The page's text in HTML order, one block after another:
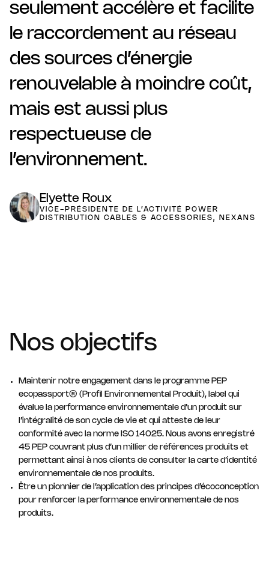
seulement accélère et facilite
le raccordement au réseau
des sources d’énergie
renouvelable à moindre coût,
mais est aussi plus
respectueuse de
l’environnement.
Elyette Roux
VICE-PRÉSIDENTE DE L’ACTIVITÉ POWER
DISTRIBUTION CABLES & ACCESSORIES, NEXANS
Nos objectifs
Maintenir notre engagement dans le programme PEP
ecopassport® (Profil Environnemental Produit), label qui
évalue la performance environnementale d’un produit sur
l’intégralité de son cycle de vie et qui atteste de leur
conformité avec la norme ISO 14025. Nous avons enregistré
45 PEP couvrant plus d’un millier de références produits et
permettant ainsi à nos clients de consulter la carte d’identité
environnementale de nos produits.
Être un pionnier de l’application des principes d’écoconception
pour renforcer la performance environnementale de nos
produits.